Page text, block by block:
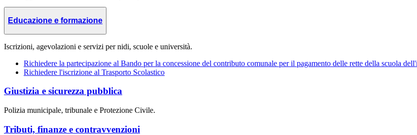
Educazione e formazione
Iscrizioni, agevolazioni e servizi per nidi, scuole e università.
Richiedere la partecipazione al Bando per la concessione del contributo comunale per il pagamento delle rette della scuola
Richiedere l'iscrizione al Trasporto Scolastico
Giustizia e sicurezza pubblica
Polizia municipale, tribunale e Protezione Civile.
Tributi, finanze e contravvenzioni